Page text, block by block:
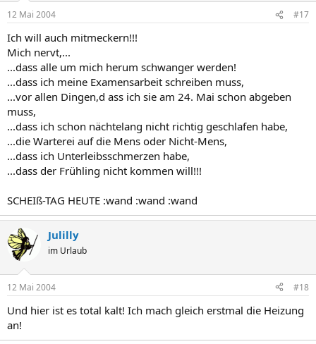
12 Mai 2004 #17
Ich will auch mitmeckern!!!
Mich nervt,...
...dass alle um mich herum schwanger werden!
...dass ich meine Examensarbeit schreiben muss,
...vor allen Dingen,d ass ich sie am 24. Mai schon abgeben
muss,
...dass ich schon nächtelang nicht richtig geschlafen habe,
...die Warterei auf die Mens oder Nicht-Mens,
...dass ich Unterleibsschmerzen habe,
...dass der Frühling nicht kommen will!!!
SCHEIß-TAG HEUTE :wand :wand :wand
Julilly
im Urlaub
12 Mai 2004 #18
Und hier ist es total kalt! Ich mach gleich erstmal die Heizung
an!